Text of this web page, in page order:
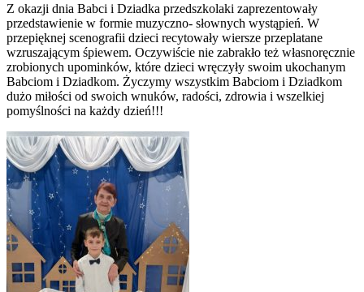
Z okazji dnia Babci i Dziadka przedszkolaki zaprezentowały
przedstawienie w formie muzyczno- słownych wystąpień. W
przepięknej scenografii dzieci recytowały wiersze przeplatane
wzruszającym śpiewem. Oczywiście nie zabrakło też własnoręcznie
zrobionych upominków, które dzieci wręczyły swoim ukochanym
Babciom i Dziadkom. Życzymy wszystkim Babciom i Dziadkom
dużo miłości od swoich wnuków, radości, zdrowia i wszelkiej
pomyślności na każdy dzień!!!